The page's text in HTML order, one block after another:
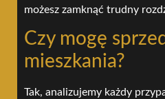
możesz zamknąć trudny
Czy mogę
mieszkania?
Tak, analizujemy każdy